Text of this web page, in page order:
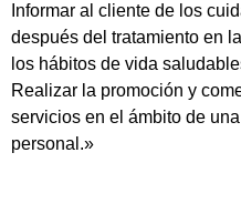
Informar al cliente de los
después del tratamiento en
los hábitos de vida
Realizar la promoción y
servicios en el ámbito de
personal.»